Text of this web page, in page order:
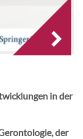
in der
der